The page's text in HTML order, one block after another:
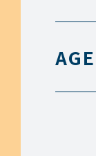
AGE